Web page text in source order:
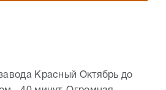
Красный Октябрь до